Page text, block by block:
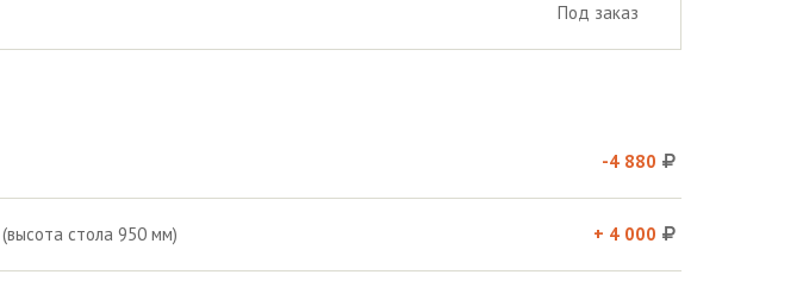
Под заказ
-4 880
стола 950 мм) + 4 000